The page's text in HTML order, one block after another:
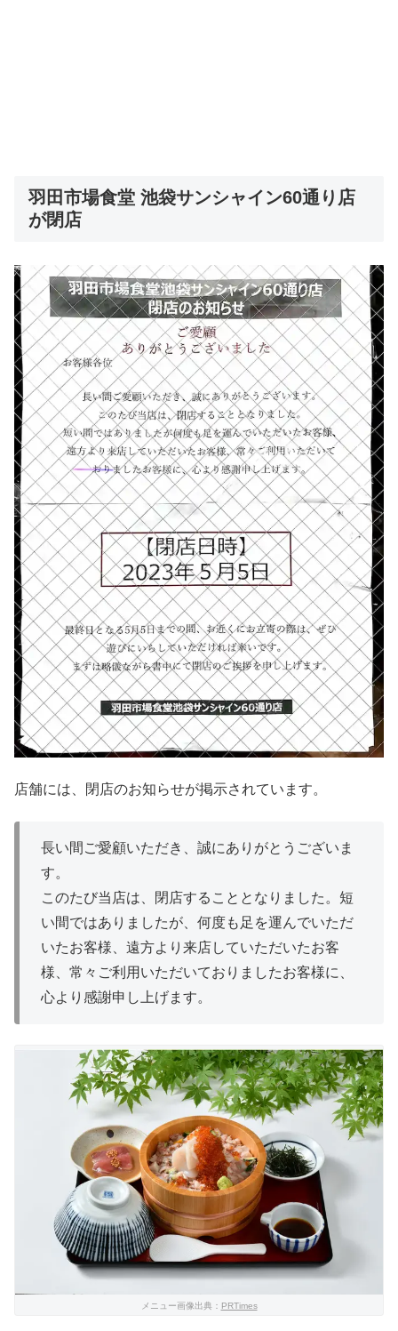
羽田市場食堂 池袋サンシャイン60通り店
が閉店
店舗には、閉店のお知らせが掲示されています。
長い間ご愛顧いただき、誠にありがとうございま
す。
このたび当店は、閉店することとなりました。短
い間ではありましたが、何度も足を運んでいただ
いたお客様、遠方より来店していただいたお客
様、常々ご利用いただいておりましたお客様に、
心より感謝申し上げます。
メニュー画像出典： PRTimes